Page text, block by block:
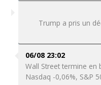
Trump a pris un
06/08 23:02
Wall Street termine en
Nasdaq -0,06%, S&P